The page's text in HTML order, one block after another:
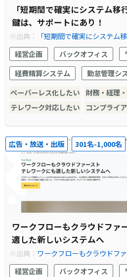
「短期間で確実にシステム移
鍵は、サポートにあり！
※出典：
「短期間で確実にシステム
は、サポートにあり！
経営企画 バックオフィス
経費精算システム
勤怠管理シ
ペーパーレス化したい
財務・経理
テレワーク対応したい
コンプライ
広告・放送・出版 301名-1,000名
ワークフローもクラウドファ
適した新しいシステムへ
※出典： ワークフローもクラウドフ
た新しいシステムへ
経営企画 バックオフィス